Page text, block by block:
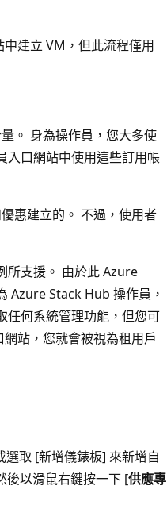
建立 VM，但此流程僅用
。 身為操作員，您大多使
入口網站中使用這些訂用帳
惠建立的。 不過，使用者
所支援。 由於此 Azure
Azure Stack Hub 操作員，
任何系統管理功能，但您可
站，您就會被視為租用戶
選取 [新增儀錶板] 來新增自
後以滑鼠右鍵按一下 [供應專